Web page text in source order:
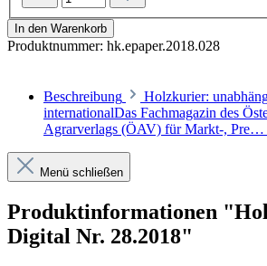
In den Warenkorb
Produktnummer: hk.epaper.2018.028
Beschreibung
Holzkurier:
internationalDas Fachmagazin des
Agrarverlags (ÖAV) für Markt-, Pre…
Menü schließen
Produktinformationen
Digital Nr. 28.2018"